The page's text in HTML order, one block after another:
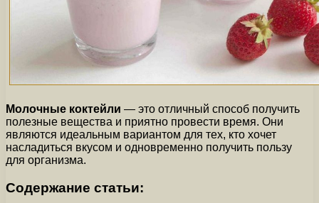
Молочные коктейли — это отличный способ получить
полезные вещества и приятно провести время. Они
являются идеальным вариантом для тех, кто хочет
насладиться вкусом и одновременно получить пользу
для организма.
Содержание статьи: